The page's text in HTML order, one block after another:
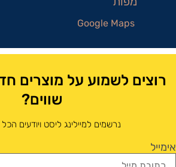
Google Maps
רוצים לשמוע על מוצרים
שווים?
נרשמים למיילינג ליסט ויודעים
אימייל